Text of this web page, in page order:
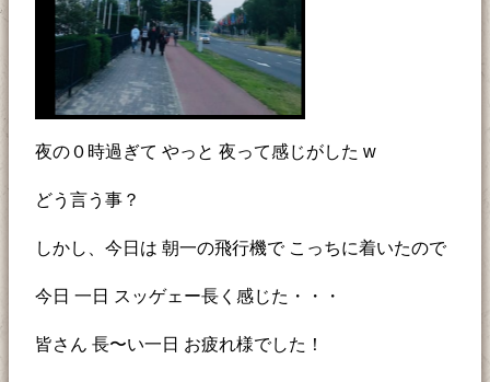
夜の０時過ぎて やっと 夜って感じがした w
どう言う事？
しかし、今日は 朝一の飛行機で こっちに着いたので
今日 一日 スッゲェー長く感じた・・・
皆さん 長〜い一日 お疲れ様でした！